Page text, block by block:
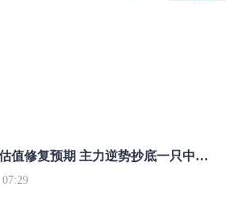
重磅利好刺激叠加估值修复预期 主力逆势抄底一只中药龙头股